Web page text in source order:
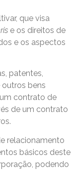
que visa
e os direitos de
e os aspectos
patentes,
outros bens
contrato de
de um contrato
relacionamento
básicos deste
podendo